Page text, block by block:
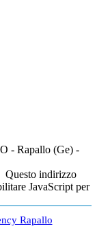
- Rapallo (Ge) -
Questo indirizzo
JavaScript per
Rapallo